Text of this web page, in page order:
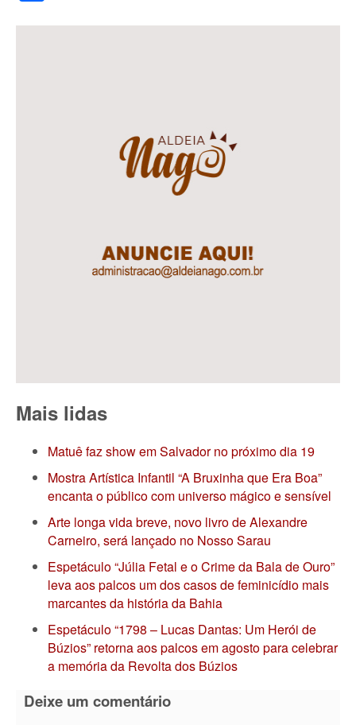
Mais lidas
Matuê faz show em Salvador no próximo dia 19
Mostra Artística Infantil “A Bruxinha que Era Boa”
encanta o público com universo mágico e sensível
Arte longa vida breve, novo livro de Alexandre
Carneiro, será lançado no Nosso Sarau
Espetáculo “Júlia Fetal e o Crime da Bala de Ouro”
leva aos palcos um dos casos de feminicídio mais
marcantes da história da Bahia
Espetáculo “1798 – Lucas Dantas: Um Herói de
Búzios” retorna aos palcos em agosto para celebrar
a memória da Revolta dos Búzios
Deixe um comentário